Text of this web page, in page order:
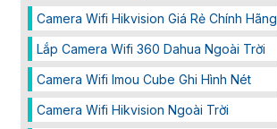
Camera Wifi Hikvision Giá Rẻ Chính Hãng
Lắp Camera Wifi 360 Dahua Ngoài Trời
Camera Wifi Imou Cube Ghi Hình Nét
Camera Wifi Hikvision Ngoài Trời